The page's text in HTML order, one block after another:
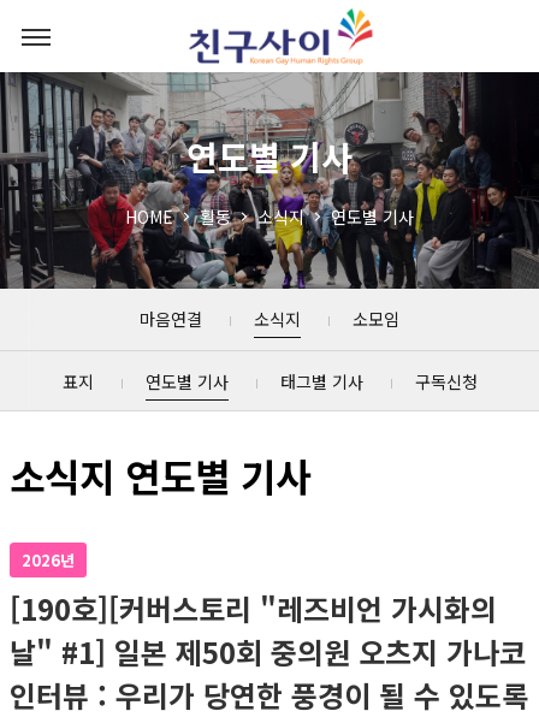
연도별 기사
HOME 활동 소식지 연도별 기사
마음연결 소식지 소모임
표지 연도별 기사 태그별 기사 구독신청
소식지 연도별 기사
2026년
[190호][커버스토리 "레즈비언 가시화의
날" #1] 일본 제50회 중의원 오츠지 가나코
인터뷰 : 우리가 당연한 풍경이 될 수 있도록